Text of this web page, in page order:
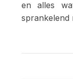
en alles
sprankelend